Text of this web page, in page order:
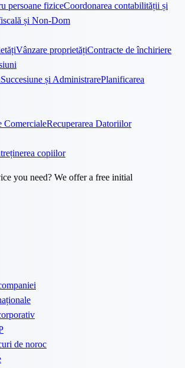
persoane fiziceCoordonarea contabilității și
și Non-Dom
Vânzare proprietățiContracte de închiriere
Succesiune și AdministrarePlanificarea
ComercialeRecuperarea Datoriilor
copiilor
you need? We offer a free initial
de noroc